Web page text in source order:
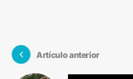
Artículo anterior